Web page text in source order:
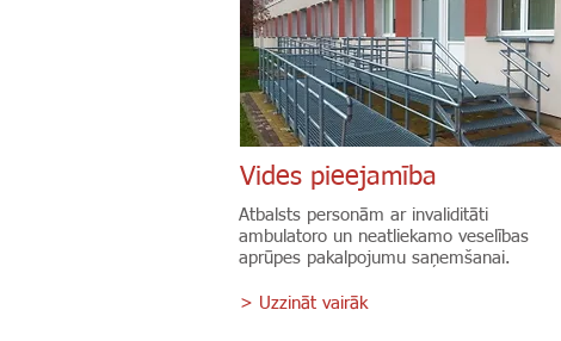
Vides pieejamība
Atbalsts personām ar invaliditāti
ambulatoro un neatliekamo veselības
aprūpes pakalpojumu saņemšanai.
> Uzzināt vairāk